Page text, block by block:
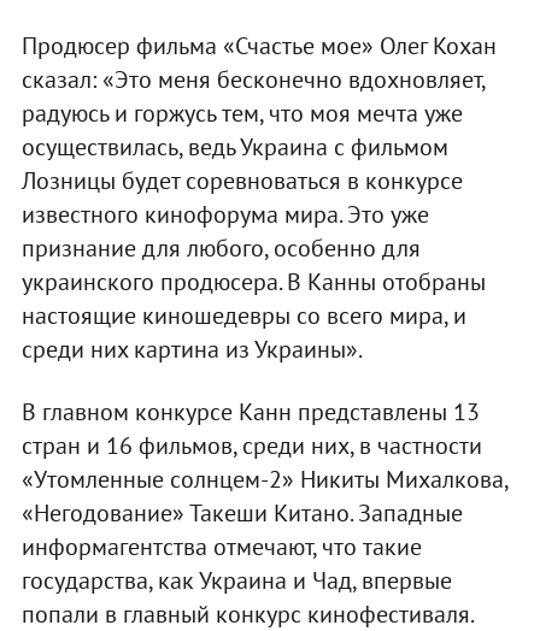
Продюсер фильма «Счастье мое» Олег Кохан
сказал: «Это меня бесконечно вдохновляет,
радуюсь и горжусь тем, что моя мечта уже
осуществилась, ведь Украина с фильмом
Лозницы будет соревноваться в конкурсе
известного кинофорума мира. Это уже
признание для любого, особенно для
украинского продюсера. В Канны отобраны
настоящие киношедевры со всего мира, и
среди них картина из Украины».
В главном конкурсе Канн представлены 13
стран и 16 фильмов, среди них, в частности
«Утомленные солнцем-2» Никиты Михалкова,
«Негодование» Такеши Китано. Западные
информагентства отмечают, что такие
государства, как Украина и Чад, впервые
попали в главный конкурс кинофестиваля.